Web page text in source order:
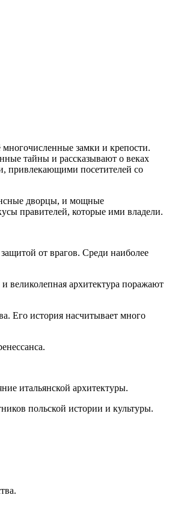
многочисленные замки и крепости.
тайны и рассказывают о веках
привлекающими посетителей со
дворцы, и мощные
правителей, которые ими владели.
от врагов. Среди наиболее
архитектура поражают
Его история насчитывает много
итальянской архитектуры.
польской истории и культуры.